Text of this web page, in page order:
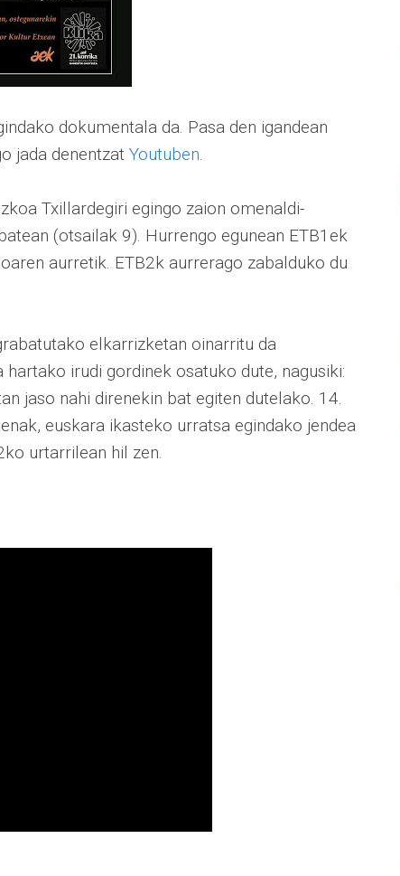
dokumentala da. Pasa den igandean
jada denentzat Youtuben.
Txillardegiri egingo zaion omenaldi-
(otsailak 9). Hurrengo egunean ETB1ek
aurretik. ETB2k aurrerago zabalduko du
elkarrizketan oinarritu da
irudi gordinek osatuko dute, nagusiki:
jaso nahi direnekin bat egiten dutelako. 14.
euskara ikasteko urratsa egindako jendea
urtarrilean hil zen.